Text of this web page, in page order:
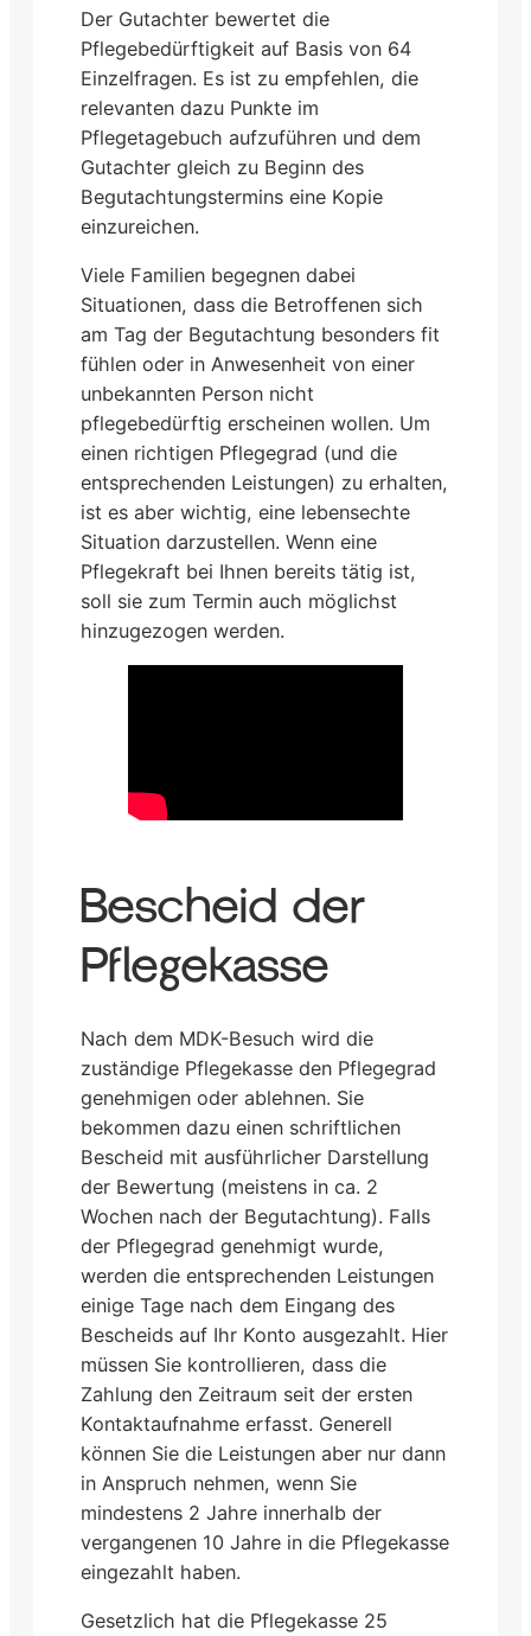
Der Gutachter bewertet die
Pflegebedürftigkeit auf Basis von 64
Einzelfragen. Es ist zu empfehlen, die
relevanten dazu Punkte im
Pflegetagebuch aufzuführen und dem
Gutachter gleich zu Beginn des
Begutachtungstermins eine Kopie
einzureichen.
Viele Familien begegnen dabei
Situationen, dass die Betroffenen sich
am Tag der Begutachtung besonders fit
fühlen oder in Anwesenheit von einer
unbekannten Person nicht
pflegebedürftig erscheinen wollen. Um
einen richtigen Pflegegrad (und die
entsprechenden Leistungen) zu erhalten,
ist es aber wichtig, eine lebensechte
Situation darzustellen. Wenn eine
Pflegekraft bei Ihnen bereits tätig ist,
soll sie zum Termin auch möglichst
hinzugezogen werden.
Bescheid der
Pflegekasse
Nach dem MDK-Besuch wird die
zuständige Pflegekasse den Pflegegrad
genehmigen oder ablehnen. Sie
bekommen dazu einen schriftlichen
Bescheid mit ausführlicher Darstellung
der Bewertung (meistens in ca. 2
Wochen nach der Begutachtung). Falls
der Pflegegrad genehmigt wurde,
werden die entsprechenden Leistungen
einige Tage nach dem Eingang des
Bescheids auf Ihr Konto ausgezahlt. Hier
müssen Sie kontrollieren, dass die
Zahlung den Zeitraum seit der ersten
Kontaktaufnahme erfasst. Generell
können Sie die Leistungen aber nur dann
in Anspruch nehmen, wenn Sie
mindestens 2 Jahre innerhalb der
vergangenen 10 Jahre in die Pflegekasse
eingezahlt haben.
Gesetzlich hat die Pflegekasse 25